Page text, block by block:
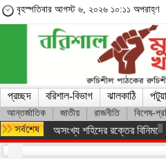
বৃহস্পতিবার আগস্ট ৬, ২০২৬ ১০:১১ অপরাহ্ণ
প্রচ্ছদ বরিশাল-বিভাগ ঝালকাঠি
আন্তর্জাতিক জাতীয় রাজনীতি বিশেষ-
অসংখ্য শহিদের রক্তের